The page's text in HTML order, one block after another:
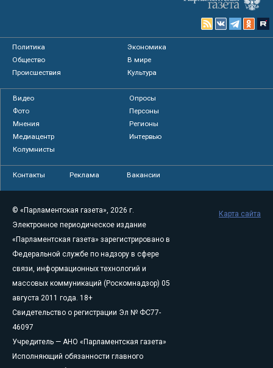
Политика
Экономика
Общество
В мире
Происшествия
Культура
Видео
Опросы
Фото
Персоны
Мнения
Регионы
Медиацентр
Интервью
Колумнисты
Контакты Реклама Вакансии
© «Парламентская газета», 2026 г.
Электронное периодическое издание
«Парламентская газета» зарегистрировано в
Федеральной службе по надзору в сфере
связи, информационных технологий и
массовых коммуникаций (Роскомнадзор) 05
августа 2011 года. 18+
Свидетельство о регистрации Эл № ФС77-
46097
Учредитель — АНО «Парламентская газета»
Исполняющий обязанности главного
Карта сайта